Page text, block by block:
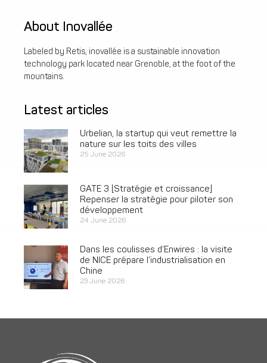
About Inovallée
Labeled by Retis, inovallée is a sustainable innovation
technology park located near Grenoble, at the foot of the
mountains.
Latest articles
Urbelian, la startup qui veut remettre la
nature sur les toits des villes
25 June 2026
GATE 3 [Stratégie et croissance]
Repenser la stratégie pour piloter son
développement
24 June 2026
Dans les coulisses d’Enwires : la visite
de NICE prépare l’industrialisation en
Chine
23 June 2026